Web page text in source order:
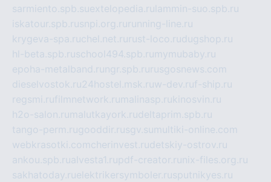
sarmiento.spb.suextelopedia.ru lammin-suo.spb.ru
iskatour.spb.rusnpi.org.ru running-line.ru
krygeva-spa.ruchel.net.ru rust-loco.rudugshop.ru
hl-beta.spb.ruschool494.spb.ru mymubaby.ru
epoha-metalband.ru ngr.spb.ru rusgosnews.com
dieselvostok.ru24hostel.msk.ruw-dev.ruf-ship.ru
regsmi.rufilmnetwork.ru malinasp.rukinosvin.ru
h2o-salon.ru malutkayork.rudeltaprim.spb.ru
tango-perm.rugooddir.rusgv.su multiki-online.com
webkrasotki.comcherinvest.rudetskiy-ostrov.ru
ankou.spb.rualvesta1.rupdf-creator.ru nix-files.org.ru
sakhatoday.ruelektrikersymboler.rusputnikyes.ru